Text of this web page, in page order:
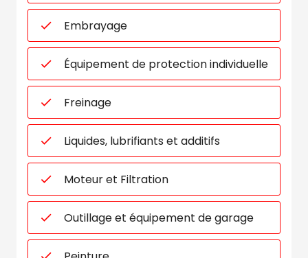
Embrayage
Équipement de protection individuelle
Freinage
Liquides, lubrifiants et additifs
Moteur et Filtration
Outillage et équipement de garage